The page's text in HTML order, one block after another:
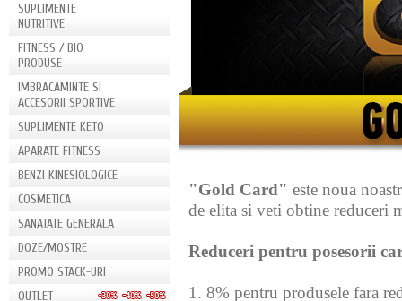
SUPLIMENTE
NUTRITIVE
FITNESS / BIO
PRODUSE
IMBRACAMINTE SI
ACCESORII SPORTIVE
SUPLIMENTE KETO
APARATE FITNESS
BENZI KINESIOLOGICE
COSMETICA
SANATATE GENERALA
DOZE/MOSTRE
PROMO STACK-URI
OUTLET
"Gold Card" este noua
de elita si veti obtine reduceri
Reduceri pentru posesorii
1. 8% pentru produsele fara